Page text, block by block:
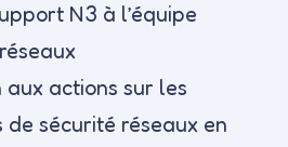
N3 à l’équipe
actions sur les
de sécurité réseaux en